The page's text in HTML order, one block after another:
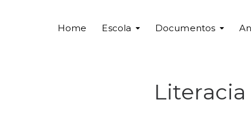
Home Escola Documentos